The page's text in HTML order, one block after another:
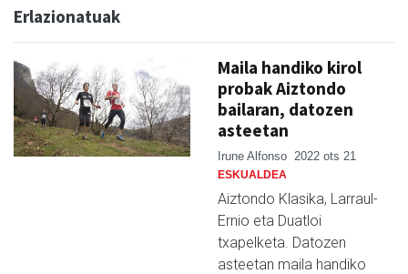
Erlazionatuak
Maila handiko kirol
probak Aiztondo
bailaran, datozen
asteetan
Irune Alfonso 2022 ots 21
ESKUALDEA
Aiztondo Klasika, Larraul-
Ernio eta Duatloi
txapelketa. Datozen
asteetan maila handiko